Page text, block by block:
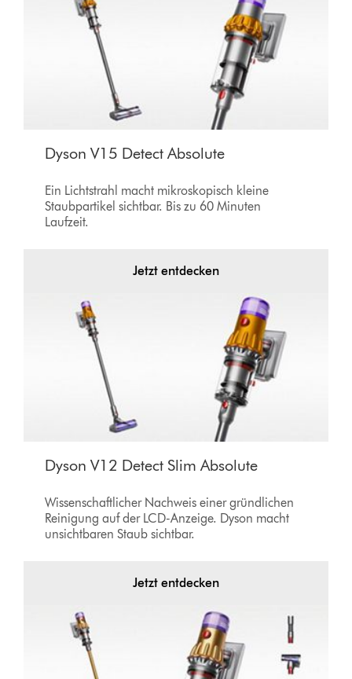
Dyson V15 Detect Absolute
Ein Lichtstrahl macht mikroskopisch kleine
Staubpartikel sichtbar. Bis zu 60 Minuten
Laufzeit.
Jetzt entdecken
Dyson V12 Detect Slim Absolute
Wissenschaftlicher Nachweis einer gründlichen
Reinigung auf der LCD-Anzeige. Dyson macht
unsichtbaren Staub sichtbar.
Jetzt entdecken